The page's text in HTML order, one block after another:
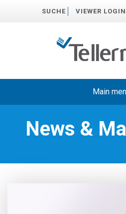
SUCHE VIEWER LOGIN
Main
News &